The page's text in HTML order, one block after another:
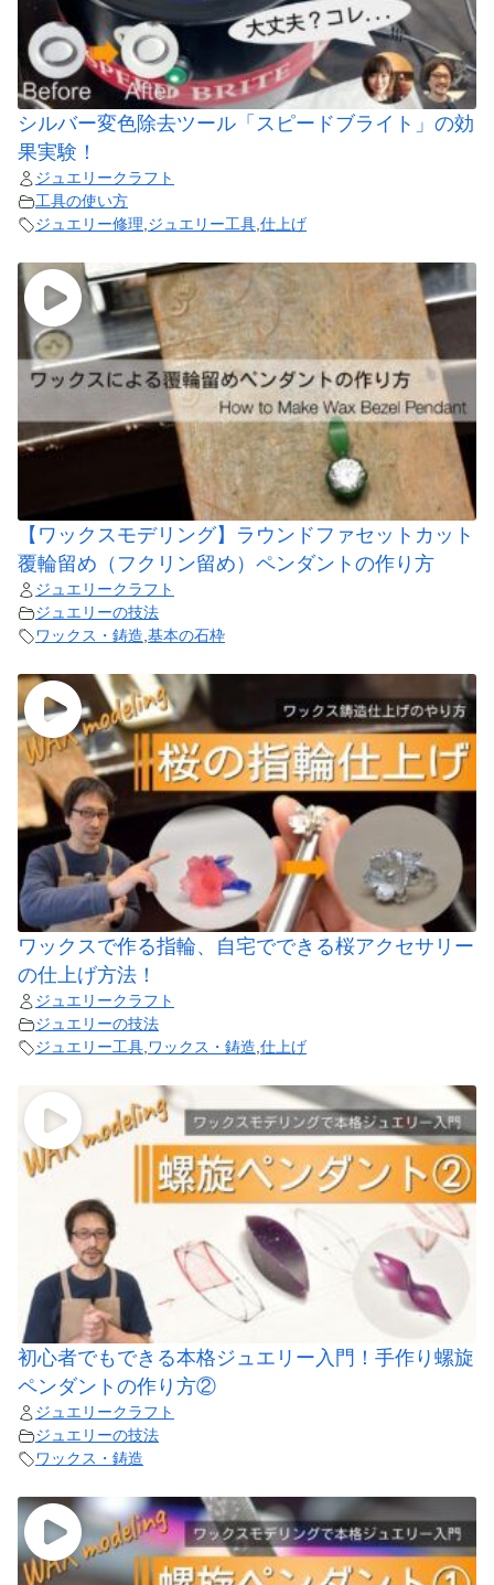
シルバー変色除去ツール「スピードブライト」の効
果実験！
ジュエリークラフト
工具の使い方
ジュエリー修理,ジュエリー工具,仕上げ
【ワックスモデリング】ラウンドファセットカット
覆輪留め（フクリン留め）ペンダントの作り方
ジュエリークラフト
ジュエリーの技法
ワックス・鋳造,基本の石枠
ワックスで作る指輪、自宅でできる桜アクセサリー
の仕上げ方法！
ジュエリークラフト
ジュエリーの技法
ジュエリー工具,ワックス・鋳造,仕上げ
初心者でもできる本格ジュエリー入門！手作り螺旋
ペンダントの作り方②
ジュエリークラフト
ジュエリーの技法
ワックス・鋳造